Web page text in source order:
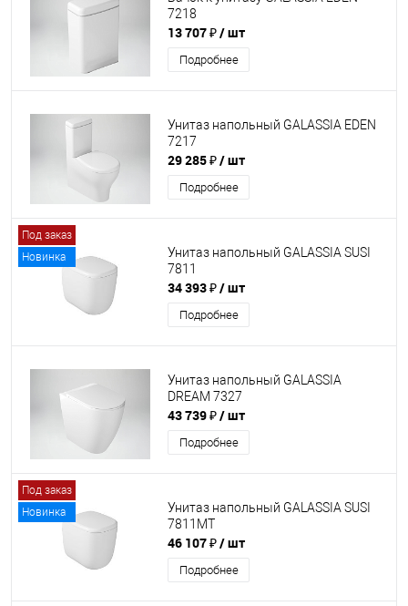
7218
13 707 ₽/ шт
Подробнее
Унитаз напольный GALASSIA EDEN
7217
29 285 ₽/ шт
Подробнее
Под заказ
Новинка
Унитаз напольный GALASSIA SUSI
7811
34 393 ₽/ шт
Подробнее
Унитаз напольный GALASSIA
DREAM 7327
43 739 ₽/ шт
Подробнее
Под заказ
Новинка
Унитаз напольный GALASSIA SUSI
7811MT
46 107 ₽/ шт
Подробнее